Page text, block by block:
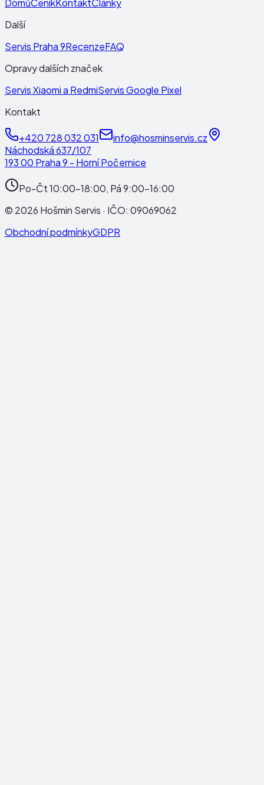
DomůCeníkKontaktČlánky
Další
Servis Praha 9RecenzeFAQ
Opravy dalších značek
Servis Xiaomi a RedmiServis Google Pixel
Kontakt
+420 728 032 031
info@hosminservis.cz
Náchodská 637/107
193 00 Praha 9 - Horní Počernice
Po-Čt 10:00-18:00, Pá 9:00-16:00
© 2026 Hošmin Servis · IČO: 09069062
Obchodní podmínkyGDPR